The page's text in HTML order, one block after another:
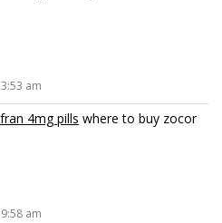
am
4mg pills where to buy zocor
am